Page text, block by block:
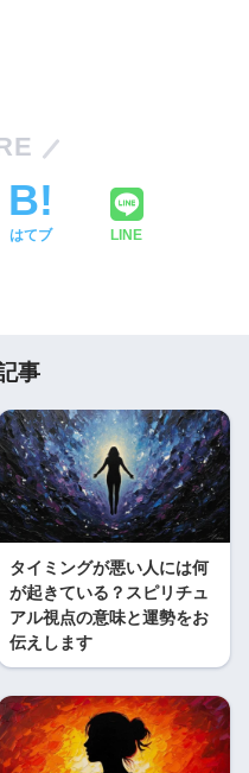
はてブ LINE
事
タイミングが悪い人には何
が起きている？スピリチュ
アル視点の意味と運勢をお
伝えします